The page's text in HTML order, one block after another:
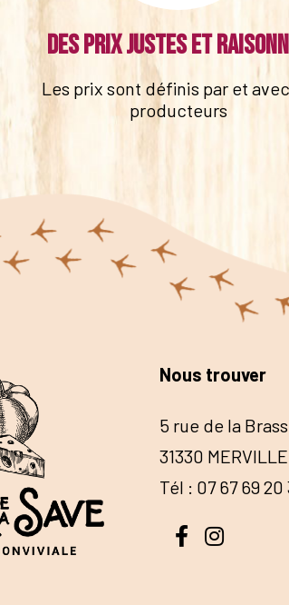
Des prix justes et
Les prix sont définis par et
producteurs
Nous trouver
5 rue de la
31330 MERVILLE
Tél : 07 67 69 20